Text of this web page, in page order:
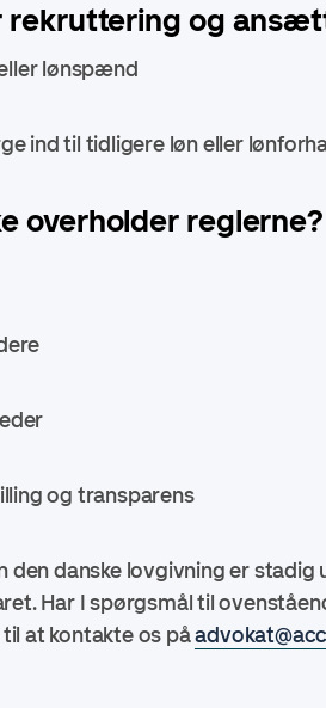
og
lønspænd
ind til tidligere løn eller
overholder reglerne?
og transparens
den danske lovgivning er
Har I spørgsmål til
at kontakte os på